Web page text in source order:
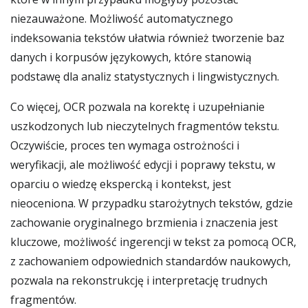
niezauważone. Możliwość automatycznego
indeksowania tekstów ułatwia również tworzenie baz
danych i korpusów językowych, które stanowią
podstawę dla analiz statystycznych i lingwistycznych.
Co więcej, OCR pozwala na korektę i uzupełnianie
uszkodzonych lub nieczytelnych fragmentów tekstu.
Oczywiście, proces ten wymaga ostrożności i
weryfikacji, ale możliwość edycji i poprawy tekstu, w
oparciu o wiedzę ekspercką i kontekst, jest
nieoceniona. W przypadku starożytnych tekstów, gdzie
zachowanie oryginalnego brzmienia i znaczenia jest
kluczowe, możliwość ingerencji w tekst za pomocą OCR,
z zachowaniem odpowiednich standardów naukowych,
pozwala na rekonstrukcję i interpretację trudnych
fragmentów.